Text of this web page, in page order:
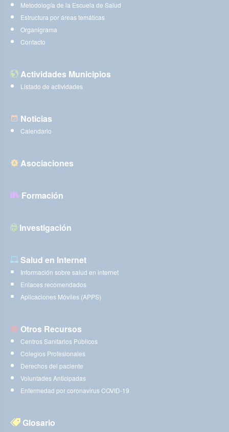
Metodología de la Escuela de Salud
Estructura por áreas temáticas
Organigrama
Contacto
Actividades Municipios
Listado de actividades
Noticias
Calendario
Asociaciones
Formación
Investigación
Salud en Internet
Información sobre salud en internet
Enlaces recomendados
Aplicaciones Móviles (APPS)
Otros Recursos
Centros Sanitarios Públicos
Colegios Profesionales
Derechos del paciente
Voluntades Anticipadas
Enfermedad por coronavirus COVID-19
Glosario